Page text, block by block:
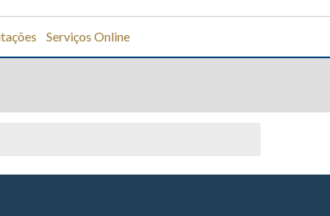
Serviços Online